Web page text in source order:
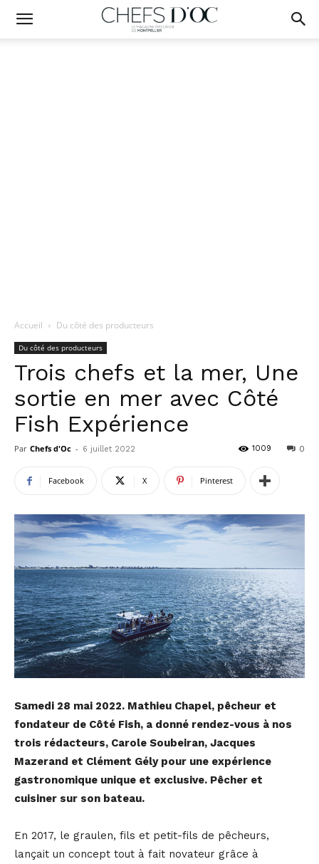
Accueil Du côté des producteurs
Du côté des producteurs
Trois chefs et la mer, Une
sortie en mer avec Côté
Fish Expérience
Par Chefs d'Oc - 6 juillet 2022 0
1009
Facebook X Pinterest
Samedi 28 mai 2022. Mathieu Chapel, pêcheur et
fondateur de Côté Fish, a donné rendez-vous à nos
trois rédacteurs, Carole Soubeiran, Jacques
Mazerand et Clément Gély pour une expérience
gastronomique unique et exclusive. Pêcher et
cuisiner sur son bateau.
En 2017, le graulen, fils et petit-fils de pêcheurs,
lançait un concept tout à fait novateur grâce à